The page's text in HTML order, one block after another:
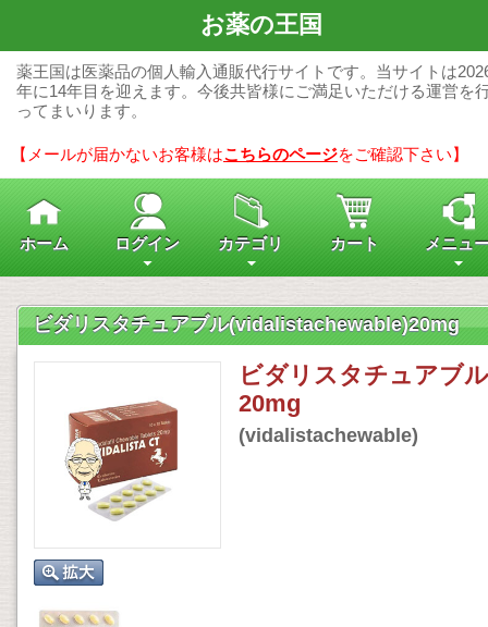
お薬の王国
薬王国は医薬品の個人輸入通販代行サイトです。当サイトは
年に14年目を迎えます。今後共皆様にご満足いただける運営を
ってまいります。
【メールが届かないお客様はこちらのページをご確認下さい】
ホーム ログイン カテゴリ カート メニュ
ビダリスタチュアブル(vidalistachewable)20mg
ビダリスタチュアブル
20mg
(vidalistachewable)